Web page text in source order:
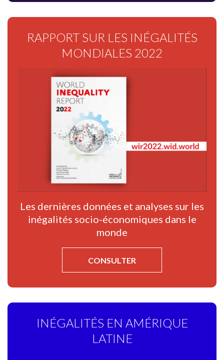
RAPPORT SUR LES INÉGALITÉS
MONDIALES 2022
Les dernières données et analyses sur les
inégalités socio-économiques dans le
monde
CONSULTER
INÉGALITÉS EN AMÉRIQUE
LATINE